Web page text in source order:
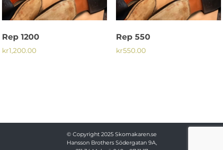
Rep 1200
kr1,200.00
Rep 550
kr550.00
© Copyright 2025 Skomakaren.se
Hansson Brothers Södergatan 9A,